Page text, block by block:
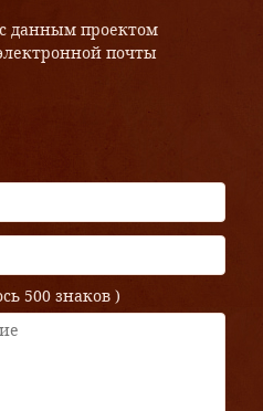
данным проектом
почты
500 знаков )